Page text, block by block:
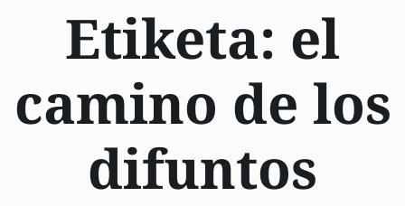
Etiketa: el
camino de los
difuntos